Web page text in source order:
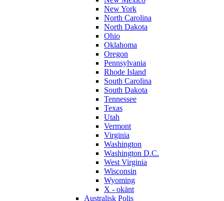
New York
North Carolina
North Dakota
Ohio
Oklahoma
Oregon
Pennsylvania
Rhode Island
South Carolina
South Dakota
Tennessee
Texas
Utah
Vermont
Virginia
Washington
Washington D.C.
West Virginia
Wisconsin
Wyoming
X - okänt
Australisk Polis